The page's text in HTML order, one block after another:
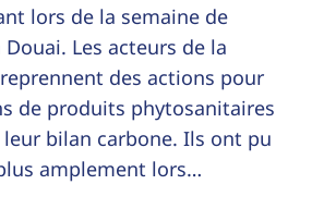
lors de la semaine de
Douai. Les acteurs de la
des actions pour
de produits phytosanitaires
bilan carbone. Ils ont pu
amplement lors…